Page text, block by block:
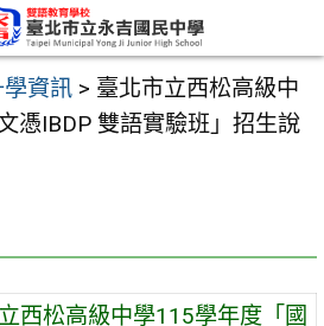
學資訊 > 臺北市立西松高級中
憑IBDP 雙語實驗班」招生說
西松高級中學115學年度「國